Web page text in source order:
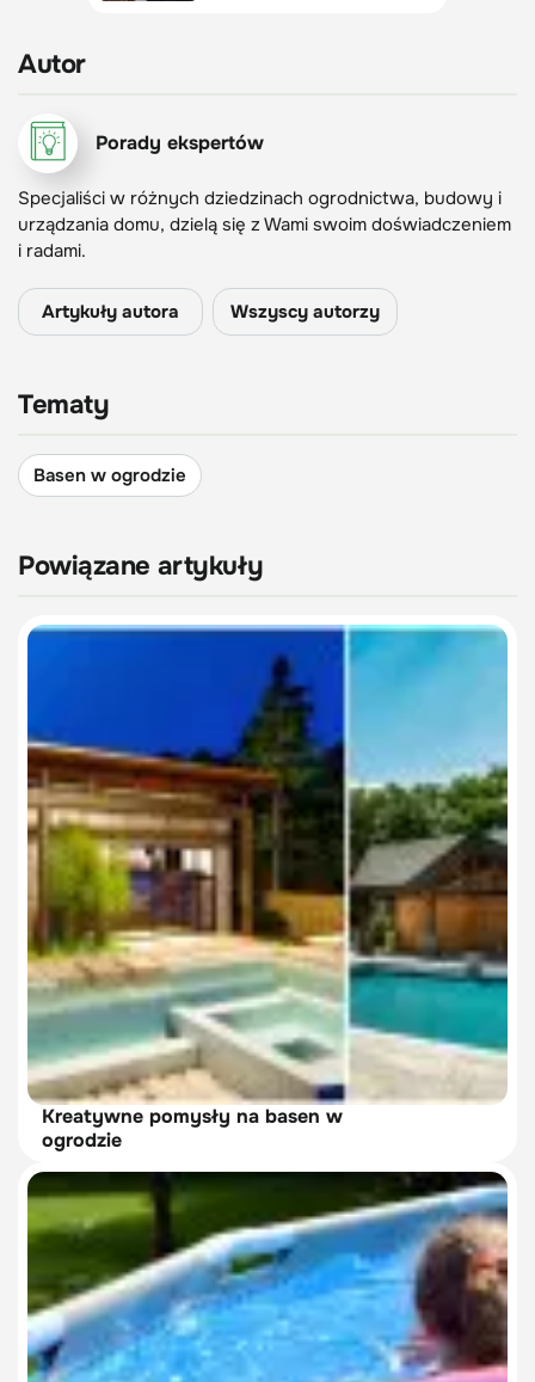
Autor
Porady ekspertów
Specjaliści w różnych dziedzinach ogrodnictwa, budowy i
urządzania domu, dzielą się z Wami swoim doświadczeniem
i radami.
Artykuły autora Wszyscy autorzy
Tematy
Basen w ogrodzie
Powiązane artykuły
Kreatywne pomysły na basen w
ogrodzie